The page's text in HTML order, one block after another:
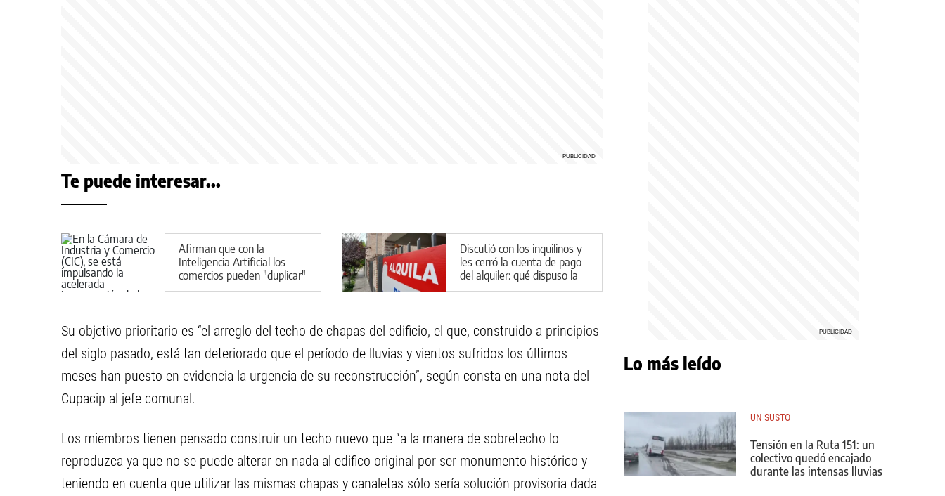
Te puede interesar...
Afirman que con la
Inteligencia Artificial los
comercios pueden "duplicar"
sus ventas en 90 días
Discutió con los inquilinos y
les cerró la cuenta de pago
del alquiler: qué dispuso la
Justicia en Cipolletti
Su objetivo prioritario es “el arreglo del techo de chapas del edificio, el que, construido a principios
del siglo pasado, está tan deteriorado que el período de lluvias y vientos sufridos los últimos
meses han puesto en evidencia la urgencia de su reconstrucción”, según consta en una nota del
Cupacip al jefe comunal.
Los miembros tienen pensado construir un techo nuevo que “a la manera de sobretecho lo
reproduzca ya que no se puede alterar en nada al edifico original por ser monumento histórico y
teniendo en cuenta que utilizar las mismas chapas y canaletas sólo sería solución provisoria dada
Lo más leído
UN SUSTO
Tensión en la Ruta 151: un
colectivo quedó encajado
durante las intensas lluvias